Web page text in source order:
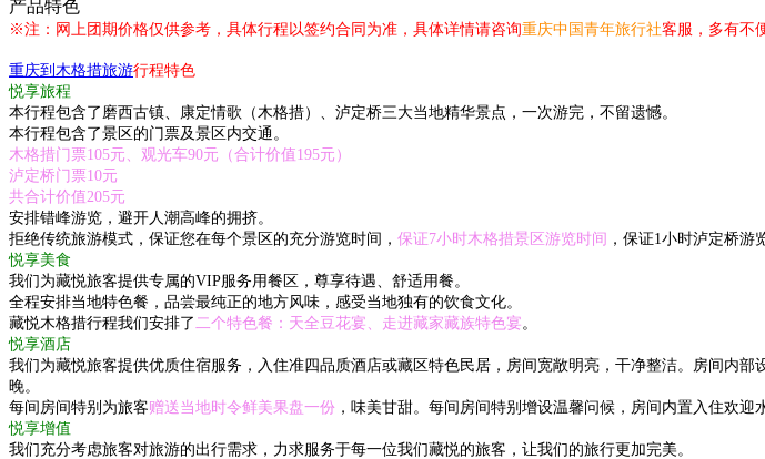
产品特色
※注：网上团期价格仅供参考，具体行程以签约合同为准，具体详情请咨询重庆中国青年旅行社客服，多有不
重庆到木格措旅游行程特色
悦享旅程
本行程包含了磨西古镇、康定情歌（木格措）、泸定桥三大当地精华景点，一次游完，不留遗憾。
本行程包含了景区的门票及景区内交通。
木格措门票105元、观光车90元（合计价值195元）
泸定桥门票10元
共合计价值205元
安排错峰游览，避开人潮高峰的拥挤。
拒绝传统旅游模式，保证您在每个景区的充分游览时间， 保证7小时木格措景区游览时间 ，保证1小时泸定桥游
悦享美食
我们为藏悦旅客提供专属的VIP服务用餐区，尊享待遇、舒适用餐。
全程安排当地特色餐，品尝最纯正的地方风味，感受当地独有的饮食文化。
藏悦木格措行程我们安排了 二个特色餐：天全豆花宴、走进藏家藏族特色宴 。
悦享酒店
我们为藏悦旅客提供优质住宿服务，入住准四品质酒店或藏区特色民居，房间宽敞明亮，干净整洁。房间内
晚。
每间房间特别为旅客赠送当地时令鲜美果盘一份 ，味美甘甜。每间房间特别增设温馨问候，房间内置入住欢迎
悦享增值
我们充分考虑旅客对旅游的出行需求，力求服务于每一位我们藏悦的旅客，让我们的旅行更加完美。